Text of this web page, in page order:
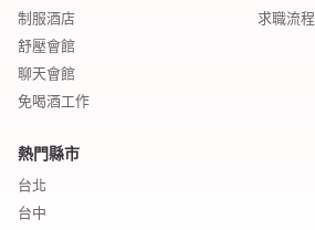
制服酒店
舒壓會館
聊天會館
免喝酒工作
求職流程
熱門縣市
台北
台中